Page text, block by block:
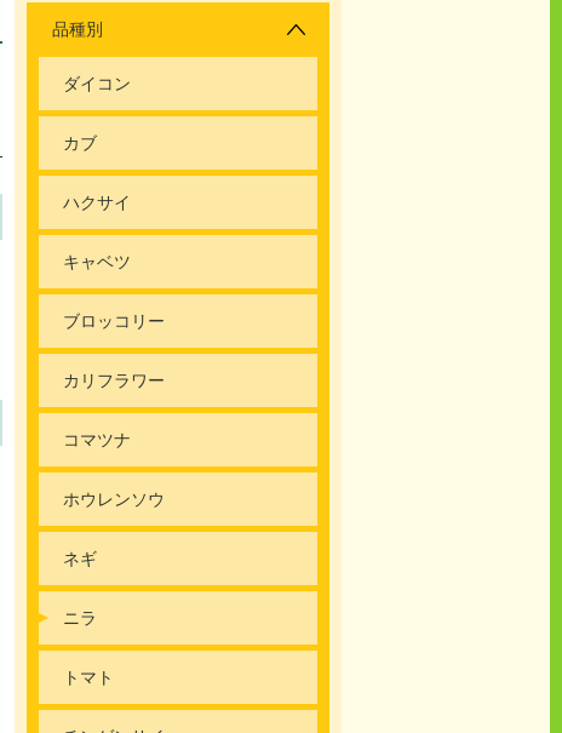
品種別
ダイコン
カブ
ハクサイ
キャベツ
ブロッコリー
カリフラワー
コマツナ
ホウレンソウ
ネギ
ニラ
トマト